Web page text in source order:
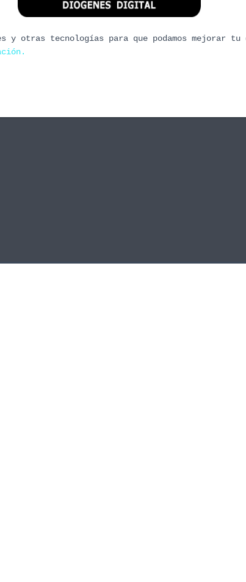
leyenda. Hablaremos también de un par
y otras tecnologías para que podamos mejorar tu